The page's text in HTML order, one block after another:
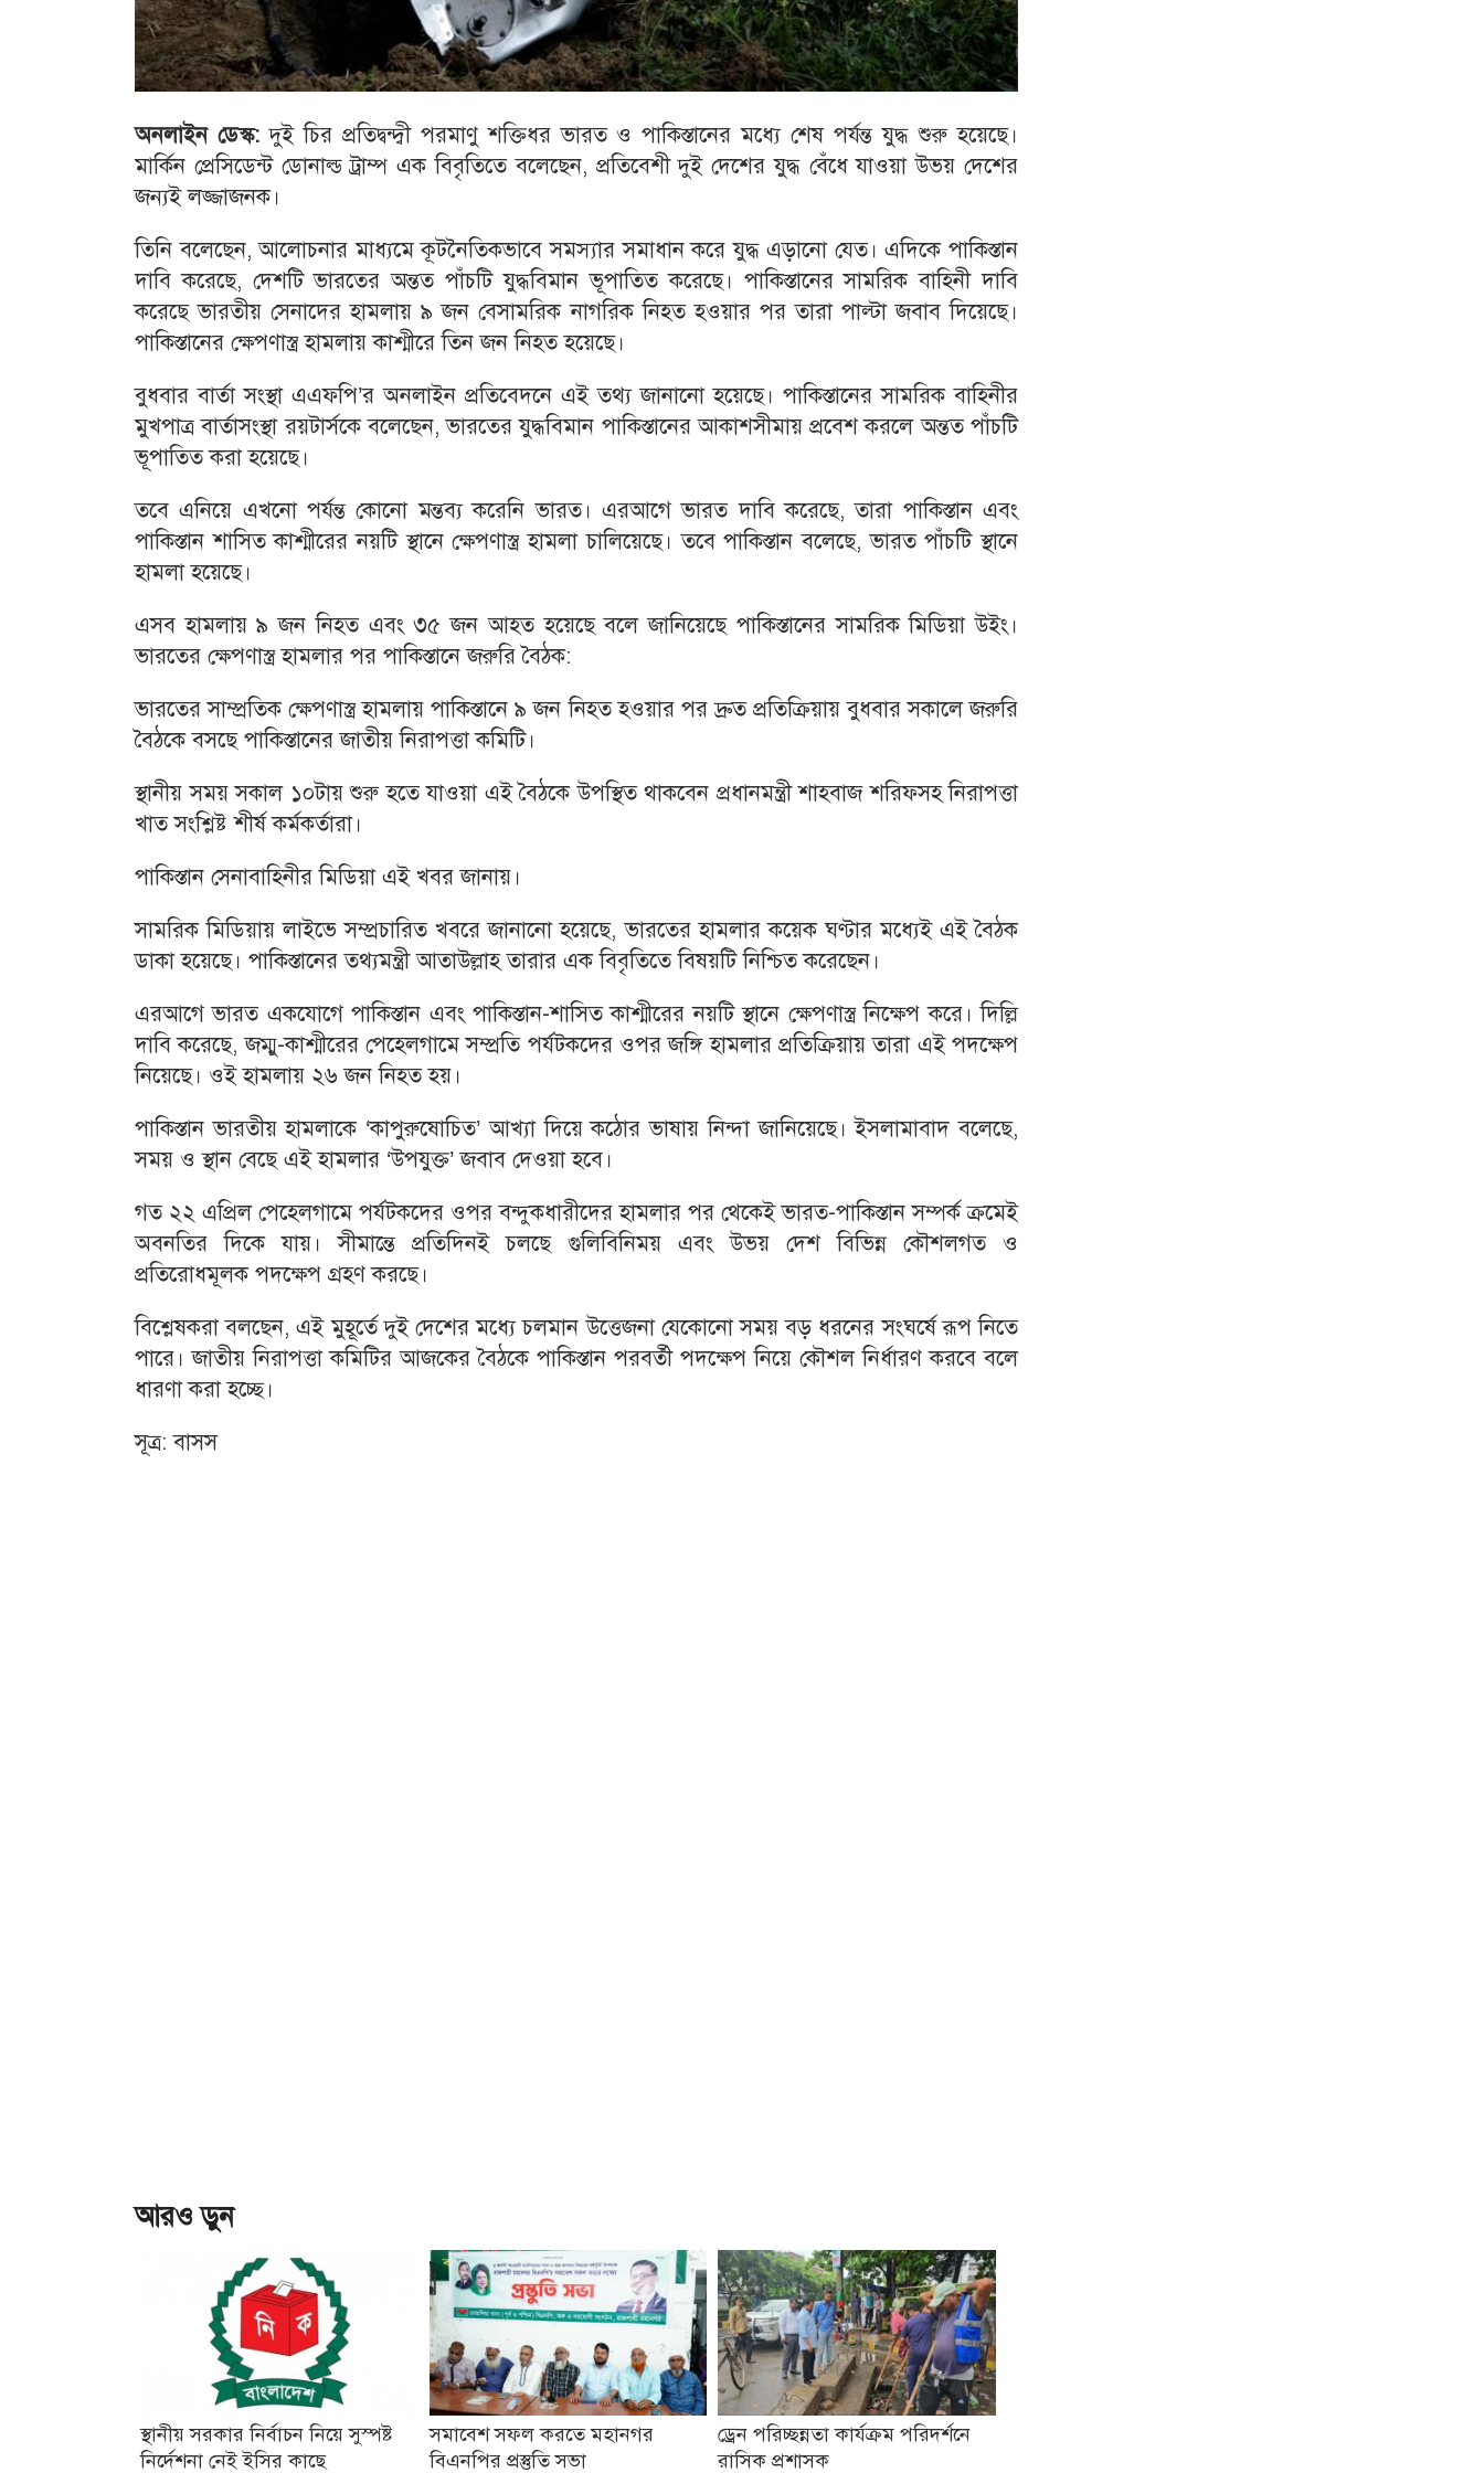
অনলাইন ডেস্ক:দুই চির প্রতিদ্বন্দ্বী পরমাণু শক্তিধর ভারত ও পাকিস্তানের মধ্যে শেষ পর্যন্ত যুদ্ধ শুরু হয়েছে।
মার্কিন প্রেসিডেন্ট ডোনাল্ড ট্রাম্প এক বিবৃতিতে বলেছেন, প্রতিবেশী দুই দেশের যুদ্ধ বেঁধে যাওয়া উভয় দেশের
জন্যই লজ্জাজনক।
তিনি বলেছেন, আলোচনার মাধ্যমে কূটনৈতিকভাবে সমস্যার সমাধান করে যুদ্ধ এড়ানো যেত। এদিকে পাকিস্তান
দাবি করেছে, দেশটি ভারতের অন্তত পাঁচটি যুদ্ধবিমান ভূপাতিত করেছে। পাকিস্তানের সামরিক বাহিনী দাবি
করেছে ভারতীয় সেনাদের হামলায় ৯ জন বেসামরিক নাগরিক নিহত হওয়ার পর তারা পাল্টা জবাব দিয়েছে।
পাকিস্তানের ক্ষেপণাস্ত্র হামলায় কাশ্মীরে তিন জন নিহত হয়েছে।
বুধবার বার্তা সংস্থা এএফপি’র অনলাইন প্রতিবেদনে এই তথ্য জানানো হয়েছে। পাকিস্তানের সামরিক বাহিনীর
মুখপাত্র বার্তাসংস্থা রয়টার্সকে বলেছেন, ভারতের যুদ্ধবিমান পাকিস্তানের আকাশসীমায় প্রবেশ করলে অন্তত পাঁচটি
ভূপাতিত করা হয়েছে।
তবে এনিয়ে এখনো পর্যন্ত কোনো মন্তব্য করেনি ভারত। এরআগে ভারত দাবি করেছে, তারা পাকিস্তান এবং
পাকিস্তান শাসিত কাশ্মীরের নয়টি স্থানে ক্ষেপণাস্ত্র হামলা চালিয়েছে। তবে পাকিস্তান বলেছে, ভারত পাঁচটি স্থানে
হামলা হয়েছে।
এসব হামলায় ৯ জন নিহত এবং ৩৫ জন আহত হয়েছে বলে জানিয়েছে পাকিস্তানের সামরিক মিডিয়া উইং।
ভারতের ক্ষেপণাস্ত্র হামলার পর পাকিস্তানে জরুরি বৈঠক:
ভারতের সাম্প্রতিক ক্ষেপণাস্ত্র হামলায় পাকিস্তানে ৯ জন নিহত হওয়ার পর দ্রুত প্রতিক্রিয়ায় বুধবার সকালে জরুরি
বৈঠকে বসছে পাকিস্তানের জাতীয় নিরাপত্তা কমিটি।
স্থানীয় সময় সকাল ১০টায় শুরু হতে যাওয়া এই বৈঠকে উপস্থিত থাকবেন প্রধানমন্ত্রী শাহবাজ শরিফসহ নিরাপত্তা
খাত সংশ্লিষ্ট শীর্ষ কর্মকর্তারা।
পাকিস্তান সেনাবাহিনীর মিডিয়া এই খবর জানায়।
সামরিক মিডিয়ায় লাইভে সম্প্রচারিত খবরে জানানো হয়েছে, ভারতের হামলার কয়েক ঘণ্টার মধ্যেই এই বৈঠক
ডাকা হয়েছে। পাকিস্তানের তথ্যমন্ত্রী আতাউল্লাহ তারার এক বিবৃতিতে বিষয়টি নিশ্চিত করেছেন।
এরআগে ভারত একযোগে পাকিস্তান এবং পাকিস্তান-শাসিত কাশ্মীরের নয়টি স্থানে ক্ষেপণাস্ত্র নিক্ষেপ করে। দিল্লি
দাবি করেছে, জম্মু-কাশ্মীরের পেহেলগামে সম্প্রতি পর্যটকদের ওপর জঙ্গি হামলার প্রতিক্রিয়ায় তারা এই পদক্ষেপ
নিয়েছে। ওই হামলায় ২৬ জন নিহত হয়।
পাকিস্তান ভারতীয় হামলাকে ‘কাপুরুষোচিত’ আখ্যা দিয়ে কঠোর ভাষায় নিন্দা জানিয়েছে। ইসলামাবাদ বলেছে,
সময় ও স্থান বেছে এই হামলার ‘উপযুক্ত’ জবাব দেওয়া হবে।
গত ২২ এপ্রিল পেহেলগামে পর্যটকদের ওপর বন্দুকধারীদের হামলার পর থেকেই ভারত-পাকিস্তান সম্পর্ক ক্রমেই
অবনতির দিকে যায়। সীমান্তে প্রতিদিনই চলছে গুলিবিনিময় এবং উভয় দেশ বিভিন্ন কৌশলগত ও
প্রতিরোধমূলক পদক্ষেপ গ্রহণ করছে।
বিশ্লেষকরা বলছেন, এই মুহূর্তে দুই দেশের মধ্যে চলমান উত্তেজনা যেকোনো সময় বড় ধরনের সংঘর্ষে রূপ নিতে
পারে। জাতীয় নিরাপত্তা কমিটির আজকের বৈঠকে পাকিস্তান পরবর্তী পদক্ষেপ নিয়ে কৌশল নির্ধারণ করবে বলে
ধারণা করা হচ্ছে।
সূত্র: বাসস
আরও ড়ুন
স্থানীয় সরকার নির্বাচন নিয়ে সুস্পষ্ট
নির্দেশনা নেই ইসির কাছে
সমাবেশ সফল করতে মহানগর
বিএনপির প্রস্তুতি সভা
ড্রেন পরিচ্ছন্নতা কার্যক্রম পরিদর্শনে
রাসিক প্রশাসক